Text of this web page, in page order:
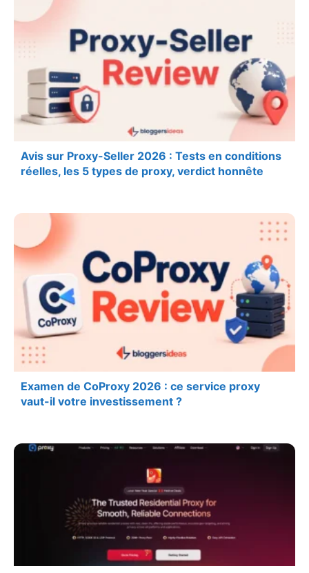
Avis sur Proxy-Seller 2026 : Tests en conditions
réelles, les 5 types de proxy, verdict honnête
Examen de CoProxy 2026 : ce service proxy
vaut-il votre investissement ?